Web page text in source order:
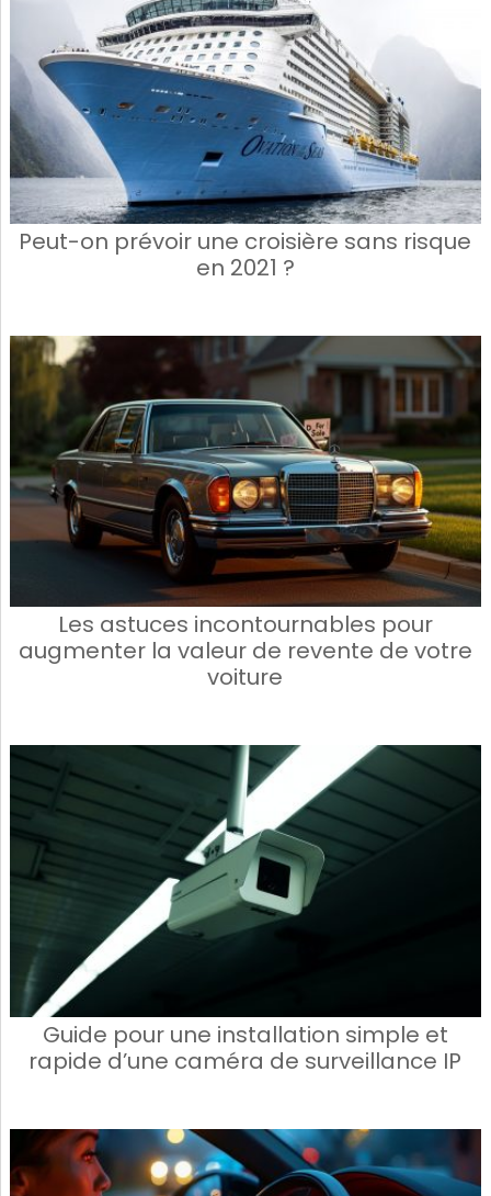
Peut-on prévoir une croisière sans risque
en 2021 ?
Les astuces incontournables pour
augmenter la valeur de revente de votre
voiture
Guide pour une installation simple et
rapide d’une caméra de surveillance IP